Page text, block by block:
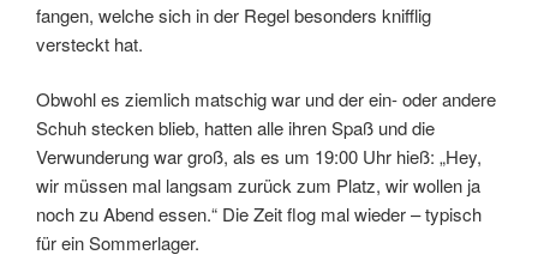
fangen, welche sich in der Regel besonders knifflig
versteckt hat.
Obwohl es ziemlich matschig war und der ein- oder andere
Schuh stecken blieb, hatten alle ihren Spaß und die
Verwunderung war groß, als es um 19:00 Uhr hieß: „Hey,
wir müssen mal langsam zurück zum Platz, wir wollen ja
noch zu Abend essen.“ Die Zeit flog mal wieder – typisch
für ein Sommerlager.